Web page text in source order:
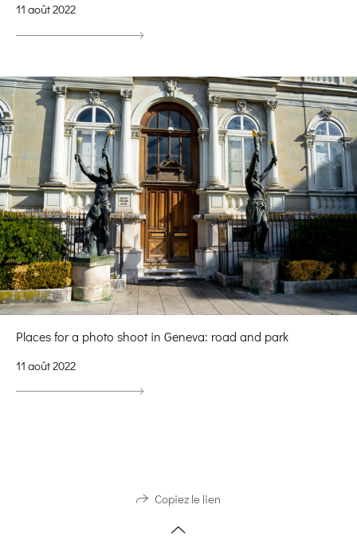
11 août 2022
Places for a photo shoot in Geneva: road and park
11 août 2022
Copiez le lien